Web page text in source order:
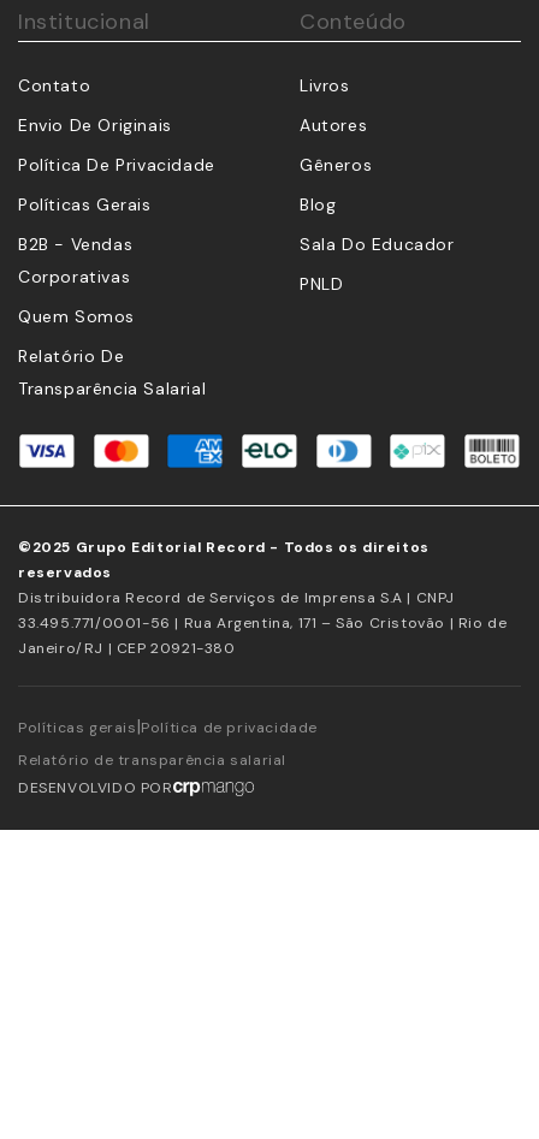
Institucional Conteúdo
Contato
Envio De Originais
Política De Privacidade
Políticas Gerais
B2B - Vendas
Corporativas
Quem Somos
Relatório De
Transparência Salarial
Livros
Autores
Gêneros
Blog
Sala Do Educador
PNLD
©2025 Grupo Editorial Record - Todos os direitos
reservados
Distribuidora Record de Serviços de Imprensa S.A | CNPJ
33.495.771/0001-56 | Rua Argentina, 171 – São Cristovão | Rio de
Janeiro/RJ | CEP 20921-380
Políticas gerais|Política de privacidade
Relatório de transparência salarial
DESENVOLVIDO POR